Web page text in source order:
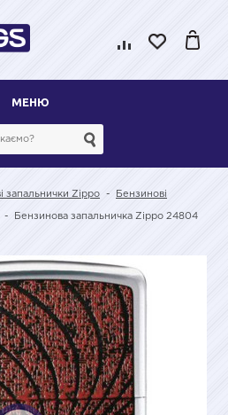
МЕНЮ
запальнички Zippo - Бензинові
- Бензинова запальничка Zippo 24804